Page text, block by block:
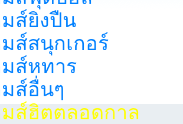
มส์ยิงปืน
มส์สนุกเกอร์
มส์หทาร
มส์อื่นๆ
มส์ฮิตตลอดกาล